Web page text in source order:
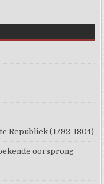
Republiek (1792-1804)
oorsprong